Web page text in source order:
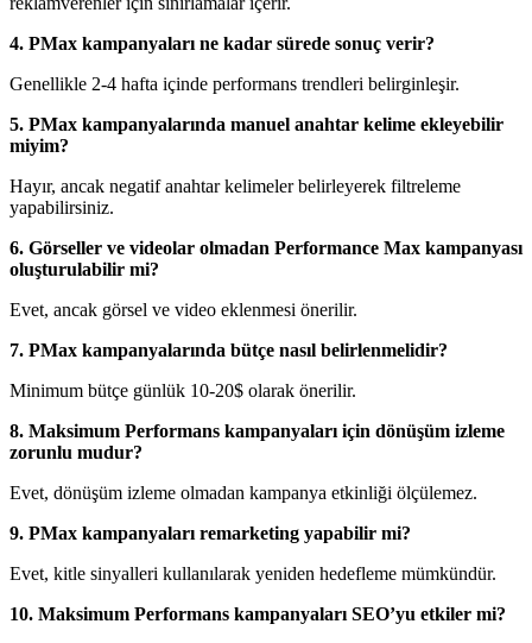
4. PMax kampanyaları ne kadar sürede sonuç verir?
Genellikle 2-4 hafta içinde performans trendleri belirginleşir.
5. PMax kampanyalarında manuel anahtar kelime ekleyebilir
miyim?
Hayır, ancak negatif anahtar kelimeler belirleyerek filtreleme
yapabilirsiniz.
6. Görseller ve videolar olmadan Performance Max kampanyası
oluşturulabilir mi?
Evet, ancak görsel ve video eklenmesi önerilir.
7. PMax kampanyalarında bütçe nasıl belirlenmelidir?
Minimum bütçe günlük 10-20$ olarak önerilir.
8. Maksimum Performans kampanyaları için dönüşüm izleme
zorunlu mudur?
Evet, dönüşüm izleme olmadan kampanya etkinliği ölçülemez.
9. PMax kampanyaları remarketing yapabilir mi?
Evet, kitle sinyalleri kullanılarak yeniden hedefleme mümkündür.
10. Maksimum Performans kampanyaları SEO’yu etkiler mi?